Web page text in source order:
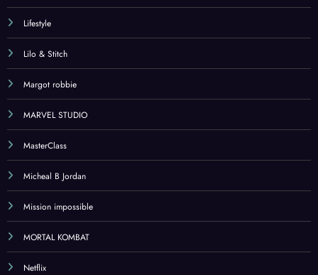
Lifestyle
Lilo & Stitch
Margot robbie
MARVEL STUDIO
MasterClass
Micheal B Jordan
Mission impossible
MORTAL KOMBAT
Netflix